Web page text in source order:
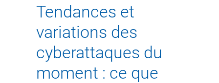
Tendances et
variations des
cyberattaques du
moment : ce que